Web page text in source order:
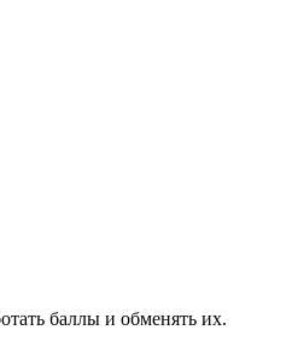
баллы и обменять их.